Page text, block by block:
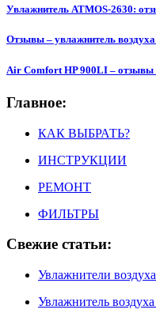
Увлажнитель ATMOS-2630:
Отзывы – увлажнитель
Air Comfort HP 900LI – отзывы
Главное:
КАК ВЫБРАТЬ?
ИНСТРУКЦИИ
РЕМОНТ
ФИЛЬТРЫ
Свежие статьи:
Увлажнители
Увлажнитель